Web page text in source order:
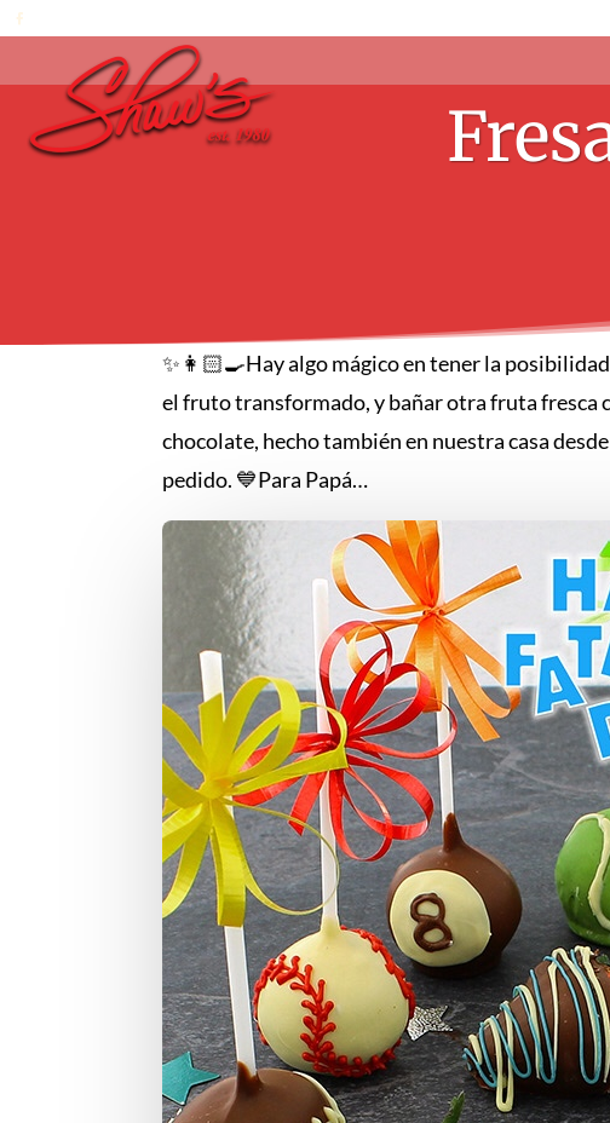
✨👩🏻‍🍳Hay algo mágico en tener la
el fruto transformado, y bañar otra fruta fresca
chocolate, hecho también en nuestra casa
pedido. 💙Para Papá…